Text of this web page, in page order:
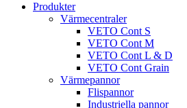
Produkter
Värmecentraler
VETO Cont S
VETO Cont M
VETO Cont L & D
VETO Cont Grain
Värmepannor
Flispannor
Industriella pannor